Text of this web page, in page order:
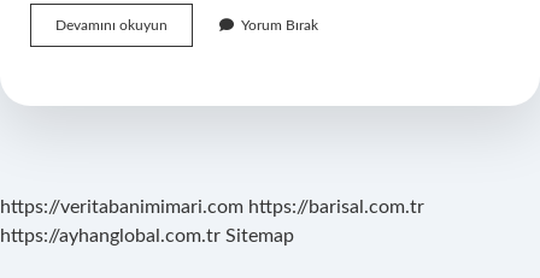
Devamını okuyun
Olmak
Yorum Bırak
https://veritabanimimari.com https://barisal.com.tr
https://ayhanglobal.com.tr Sitemap